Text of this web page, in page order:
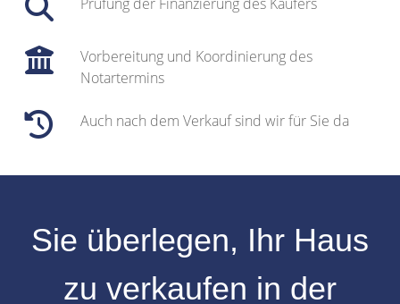
Vorbereitung und Koordinierung des
Notartermins
Auch nach dem Verkauf sind wir für Sie da
Sie überlegen, Ihr Haus
zu verkaufen in der